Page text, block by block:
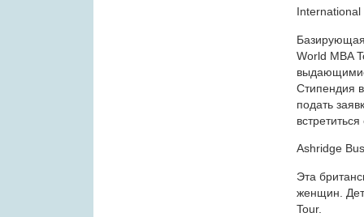
International
World MBA
Стипендия
подать
Ashridge
Эта
женщин.
Tour.